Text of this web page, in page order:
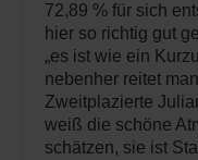
72,89 % für sich
hier so richtig gut
„es ist wie ein
nebenher reitet
Zweitplazierte
weiß die schöne
schätzen, sie ist